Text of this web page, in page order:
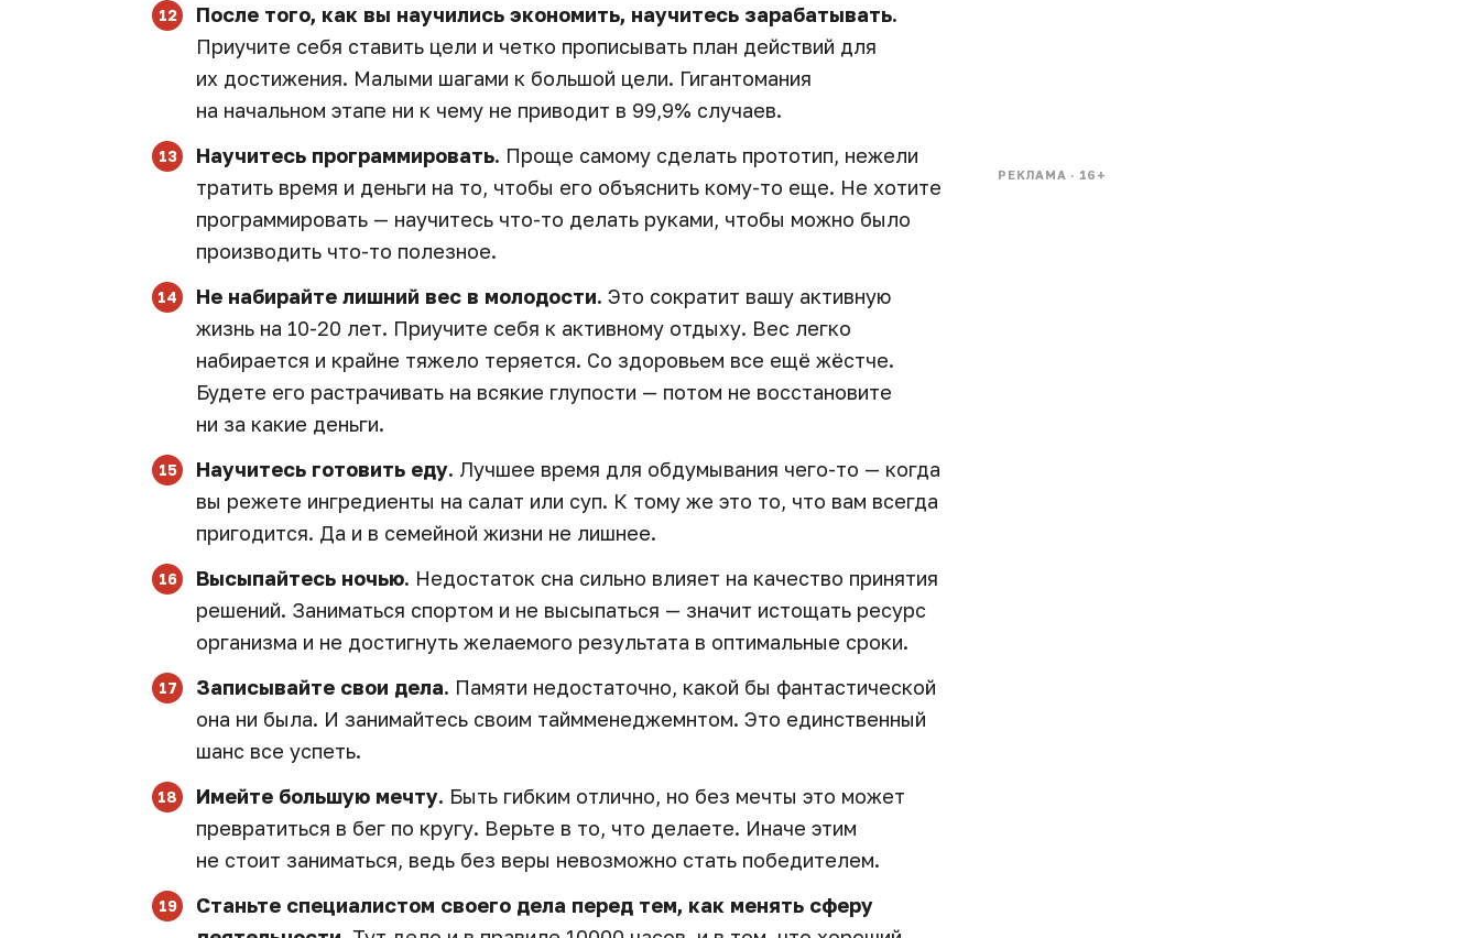
После того, как вы научились экономить, научитесь зарабатывать.
Приучите себя ставить цели и четко прописывать план действий для
их достижения. Малыми шагами к большой цели. Гигантомания
на начальном этапе ни к чему не приводит в 99,9% случаев.
Научитесь программировать. Проще самому сделать прототип, нежели
тратить время и деньги на то, чтобы его объяснить кому-то еще. Не хотите
программировать — научитесь что-то делать руками, чтобы можно было
производить что-то полезное.
Не набирайте лишний вес в молодости. Это сократит вашу активную
жизнь на 10-20 лет. Приучите себя к активному отдыху. Вес легко
набирается и крайне тяжело теряется. Со здоровьем все ещё жёстче.
Будете его растрачивать на всякие глупости — потом не восстановите
ни за какие деньги.
Научитесь готовить еду. Лучшее время для обдумывания чего-то — когда
вы режете ингредиенты на салат или суп. К тому же это то, что вам всегда
пригодится. Да и в семейной жизни не лишнее.
Высыпайтесь ночью. Недостаток сна сильно влияет на качество принятия
решений. Заниматься спортом и не высыпаться — значит истощать ресурс
организма и не достигнуть желаемого результата в оптимальные сроки.
Записывайте свои дела. Памяти недостаточно, какой бы фантастической
она ни была. И занимайтесь своим таймменеджемнтом. Это единственный
шанс все успеть.
Имейте большую мечту. Быть гибким отлично, но без мечты это может
превратиться в бег по кругу. Верьте в то, что делаете. Иначе этим
не стоит заниматься, ведь без веры невозможно стать победителем.
Станьте специалистом своего дела перед тем, как менять сферу
РЕКЛАМА · 16+